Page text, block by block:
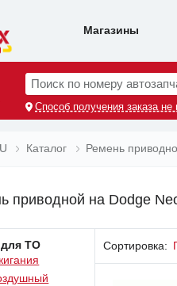
Магазины
Поиск по номеру
Способ получения заказа не
Каталог Ремень
приводной на Dodge
для ТО
Сортировка: